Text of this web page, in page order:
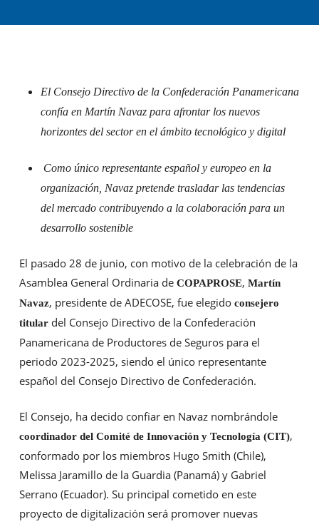
El Consejo Directivo de la Confederación Panamericana
confía en Martín Navaz para afrontar los nuevos
horizontes del sector en el ámbito tecnológico y digital
Como único representante español y europeo en la
organización, Navaz pretende trasladar las tendencias
del mercado contribuyendo a la colaboración para un
desarrollo sostenible
El pasado 28 de junio, con motivo de la celebración de la
Asamblea General Ordinaria de COPAPROSE, Martín
Navaz, presidente de ADECOSE, fue elegido consejero
titular del Consejo Directivo de la Confederación
Panamericana de Productores de Seguros para el
periodo 2023-2025, siendo el único representante
español del Consejo Directivo de Confederación.
El Consejo, ha decido confiar en Navaz nombrándole
coordinador del Comité de Innovación y Tecnología (CIT),
conformado por los miembros Hugo Smith (Chile),
Melissa Jaramillo de la Guardia (Panamá) y Gabriel
Serrano (Ecuador). Su principal cometido en este
proyecto de digitalización será promover nuevas